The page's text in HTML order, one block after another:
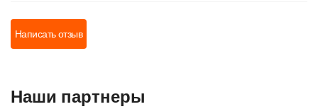
Написать отзыв
Наши партнеры